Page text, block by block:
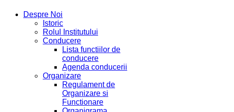
Despre Noi
Istoric
Rolul Institutului
Conducere
Lista functiilor de
conducere
Agenda conducerii
Organizare
Regulament de
Organizare si
Functionare